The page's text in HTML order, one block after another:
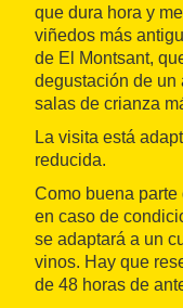
que dura hora y
viñedos más
de El Montsant,
degustación de un
salas de crianza
La visita está
reducida.
Como buena parte
en caso de
se adaptará a un
vinos. Hay que
de 48 horas de